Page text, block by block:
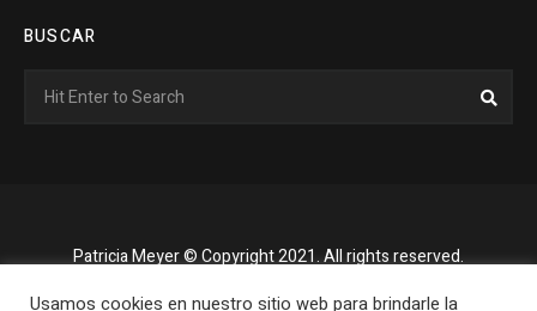
BUSCAR
for:
Patricia Meyer © Copyright 2021. All rights reserved.
Usamos cookies en nuestro sitio web para brindarle la